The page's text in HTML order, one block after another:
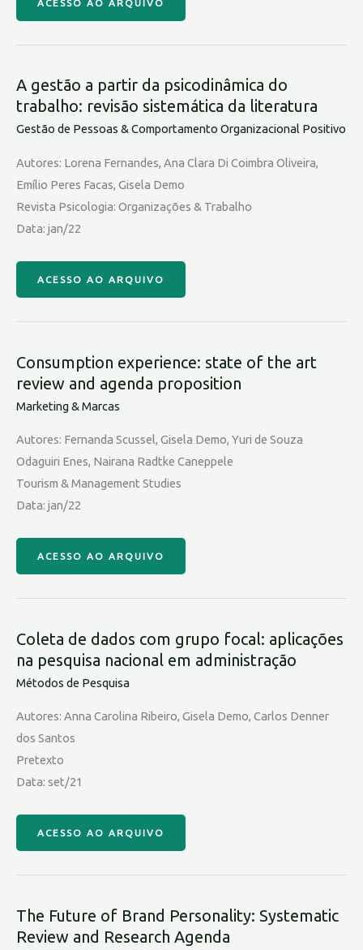
ACESSO AO ARQUIVO
A gestão a partir da psicodinâmica do
trabalho: revisão sistemática da literatura
Gestão de Pessoas & Comportamento Organizacional Positivo
Autores: Lorena Fernandes, Ana Clara Di Coimbra Oliveira,
Emílio Peres Facas, Gisela Demo
Revista Psicologia: Organizações & Trabalho
Data: jan/22
ACESSO AO ARQUIVO
Consumption experience: state of the art
review and agenda proposition
Marketing & Marcas
Autores: Fernanda Scussel, Gisela Demo, Yuri de Souza
Odaguiri Enes, Nairana Radtke Caneppele
Tourism & Management Studies
Data: jan/22
ACESSO AO ARQUIVO
Coleta de dados com grupo focal: aplicações
na pesquisa nacional em administração
Métodos de Pesquisa
Autores: Anna Carolina Ribeiro, Gisela Demo, Carlos Denner
dos Santos
Pretexto
Data: set/21
ACESSO AO ARQUIVO
The Future of Brand Personality: Systematic
Review and Research Agenda